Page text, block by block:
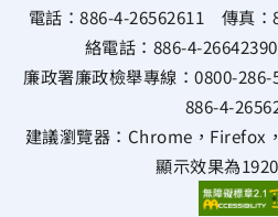
電話：886-4-26562611 傳真：
絡電話： 886-4-26642390
廉政署廉政檢舉專線： 0800-
886-4-
建議瀏覽器：Chrome，Firefox
顯示效果為